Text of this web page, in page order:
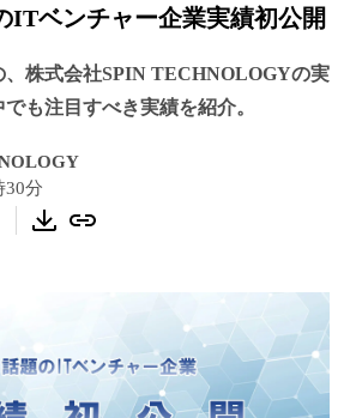
ITベンチャー企業実績初公開
、株式会社SPIN TECHNOLOGYの実
も注目すべき実績を紹介。
30分